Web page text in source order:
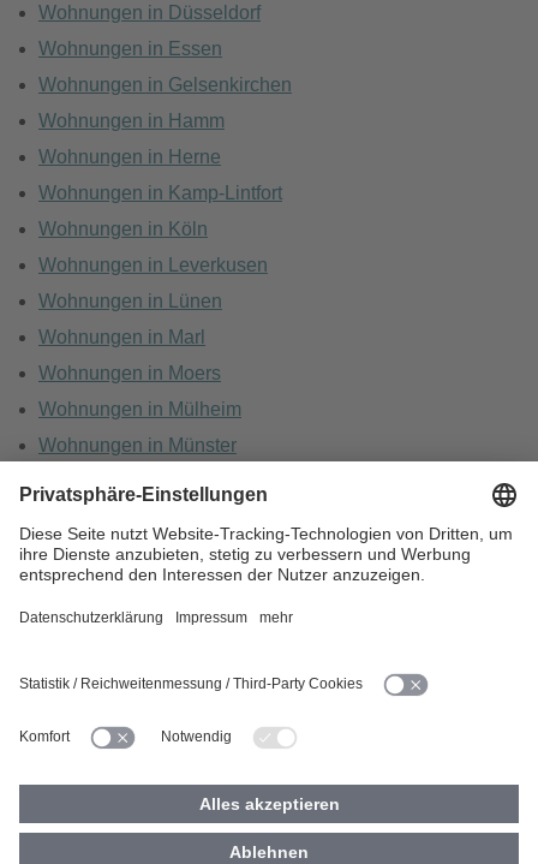
Wohnungen in Düsseldorf
Wohnungen in Essen
Wohnungen in Gelsenkirchen
Wohnungen in Hamm
Wohnungen in Herne
Wohnungen in Kamp-Lintfort
Wohnungen in Köln
Wohnungen in Leverkusen
Wohnungen in Lünen
Wohnungen in Marl
Wohnungen in Moers
Wohnungen in Mülheim
Wohnungen in Münster
HOME KARRIERE
BARRIEREFREIHEIT IMPRESSUM
COOKIES